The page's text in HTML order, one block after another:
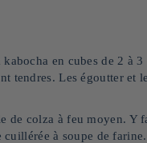
en cubes de 2 à
tendres. Les égoutter et
de colza à feu moyen. Y
à soupe de